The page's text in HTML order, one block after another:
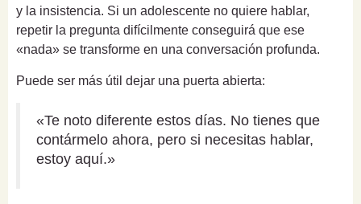
y la insistencia. Si un adolescente no quiere hablar,
repetir la pregunta difícilmente conseguirá que ese
«nada» se transforme en una conversación profunda.
Puede ser más útil dejar una puerta abierta:
«Te noto diferente estos días. No tienes que
contármelo ahora, pero si necesitas hablar,
estoy aquí.»